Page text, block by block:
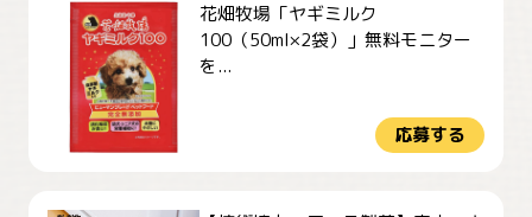
花畑牧場「ヤギミルク
100（50ml×2袋）」無料モニター
を...
応募する